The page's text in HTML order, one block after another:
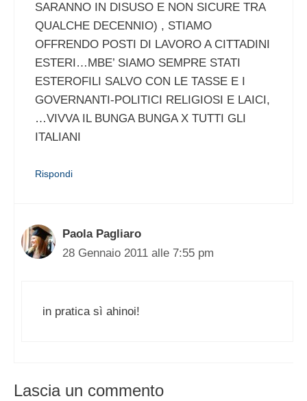
SARANNO IN DISUSO E NON SICURE TRA
QUALCHE DECENNIO) , STIAMO
OFFRENDO POSTI DI LAVORO A CITTADINI
ESTERI…MBE’ SIAMO SEMPRE STATI
ESTEROFILI SALVO CON LE TASSE E I
GOVERNANTI-POLITICI RELIGIOSI E LAICI,
…VIVVA IL BUNGA BUNGA X TUTTI GLI
ITALIANI
Rispondi
Paola Pagliaro
28 Gennaio 2011 alle 7:55 pm
in pratica sì ahinoi!
Lascia un commento